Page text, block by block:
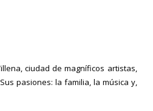
ciudad de magníficos artistas,
pasiones: la familia, la música y,